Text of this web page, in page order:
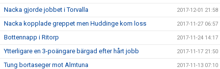
Nacka gjorde jobbet i Torvalla 2017-12-01 21:58
Nacka kopplade greppet men Huddinge kom loss 2017-11-27 06:57
Bottennapp i Ritorp 2017-11-24 14:17
Ytterligare en 3-poängare bärgad efter hårt jobb 2017-11-17 21:50
Tung bortaseger mot Almtuna 2017-11-13 07:10